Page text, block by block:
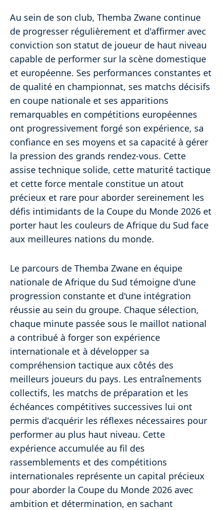
Au sein de son club, Themba Zwane continue
de progresser régulièrement et d'affirmer avec
conviction son statut de joueur de haut niveau
capable de performer sur la scène domestique
et européenne. Ses performances constantes et
de qualité en championnat, ses matchs décisifs
en coupe nationale et ses apparitions
remarquables en compétitions européennes
ont progressivement forgé son expérience, sa
confiance en ses moyens et sa capacité à gérer
la pression des grands rendez-vous. Cette
assise technique solide, cette maturité tactique
et cette force mentale constitue un atout
précieux et rare pour aborder sereinement les
défis intimidants de la Coupe du Monde 2026 et
porter haut les couleurs de Afrique du Sud face
aux meilleures nations du monde.
Le parcours de Themba Zwane en équipe
nationale de Afrique du Sud témoigne d'une
progression constante et d'une intégration
réussie au sein du groupe. Chaque sélection,
chaque minute passée sous le maillot national
a contribué à forger son expérience
internationale et à développer sa
compréhension tactique aux côtés des
meilleurs joueurs du pays. Les entraînements
collectifs, les matchs de préparation et les
échéances compétitives successives lui ont
permis d'acquérir les réflexes nécessaires pour
performer au plus haut niveau. Cette
expérience accumulée au fil des
rassemblements et des compétitions
internationales représente un capital précieux
pour aborder la Coupe du Monde 2026 avec
ambition et détermination, en sachant